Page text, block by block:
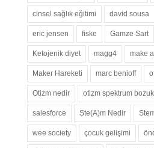
cinsel sağlık eğitimi david sousa
eric jensen fiske Gamze Sart
Ketojenik diyet magg4 make
Maker Hareketi marc benioff
Otizm nedir otizm spektrum
salesforce Ste(A)m Nedir
wee society çocuk gelişimi